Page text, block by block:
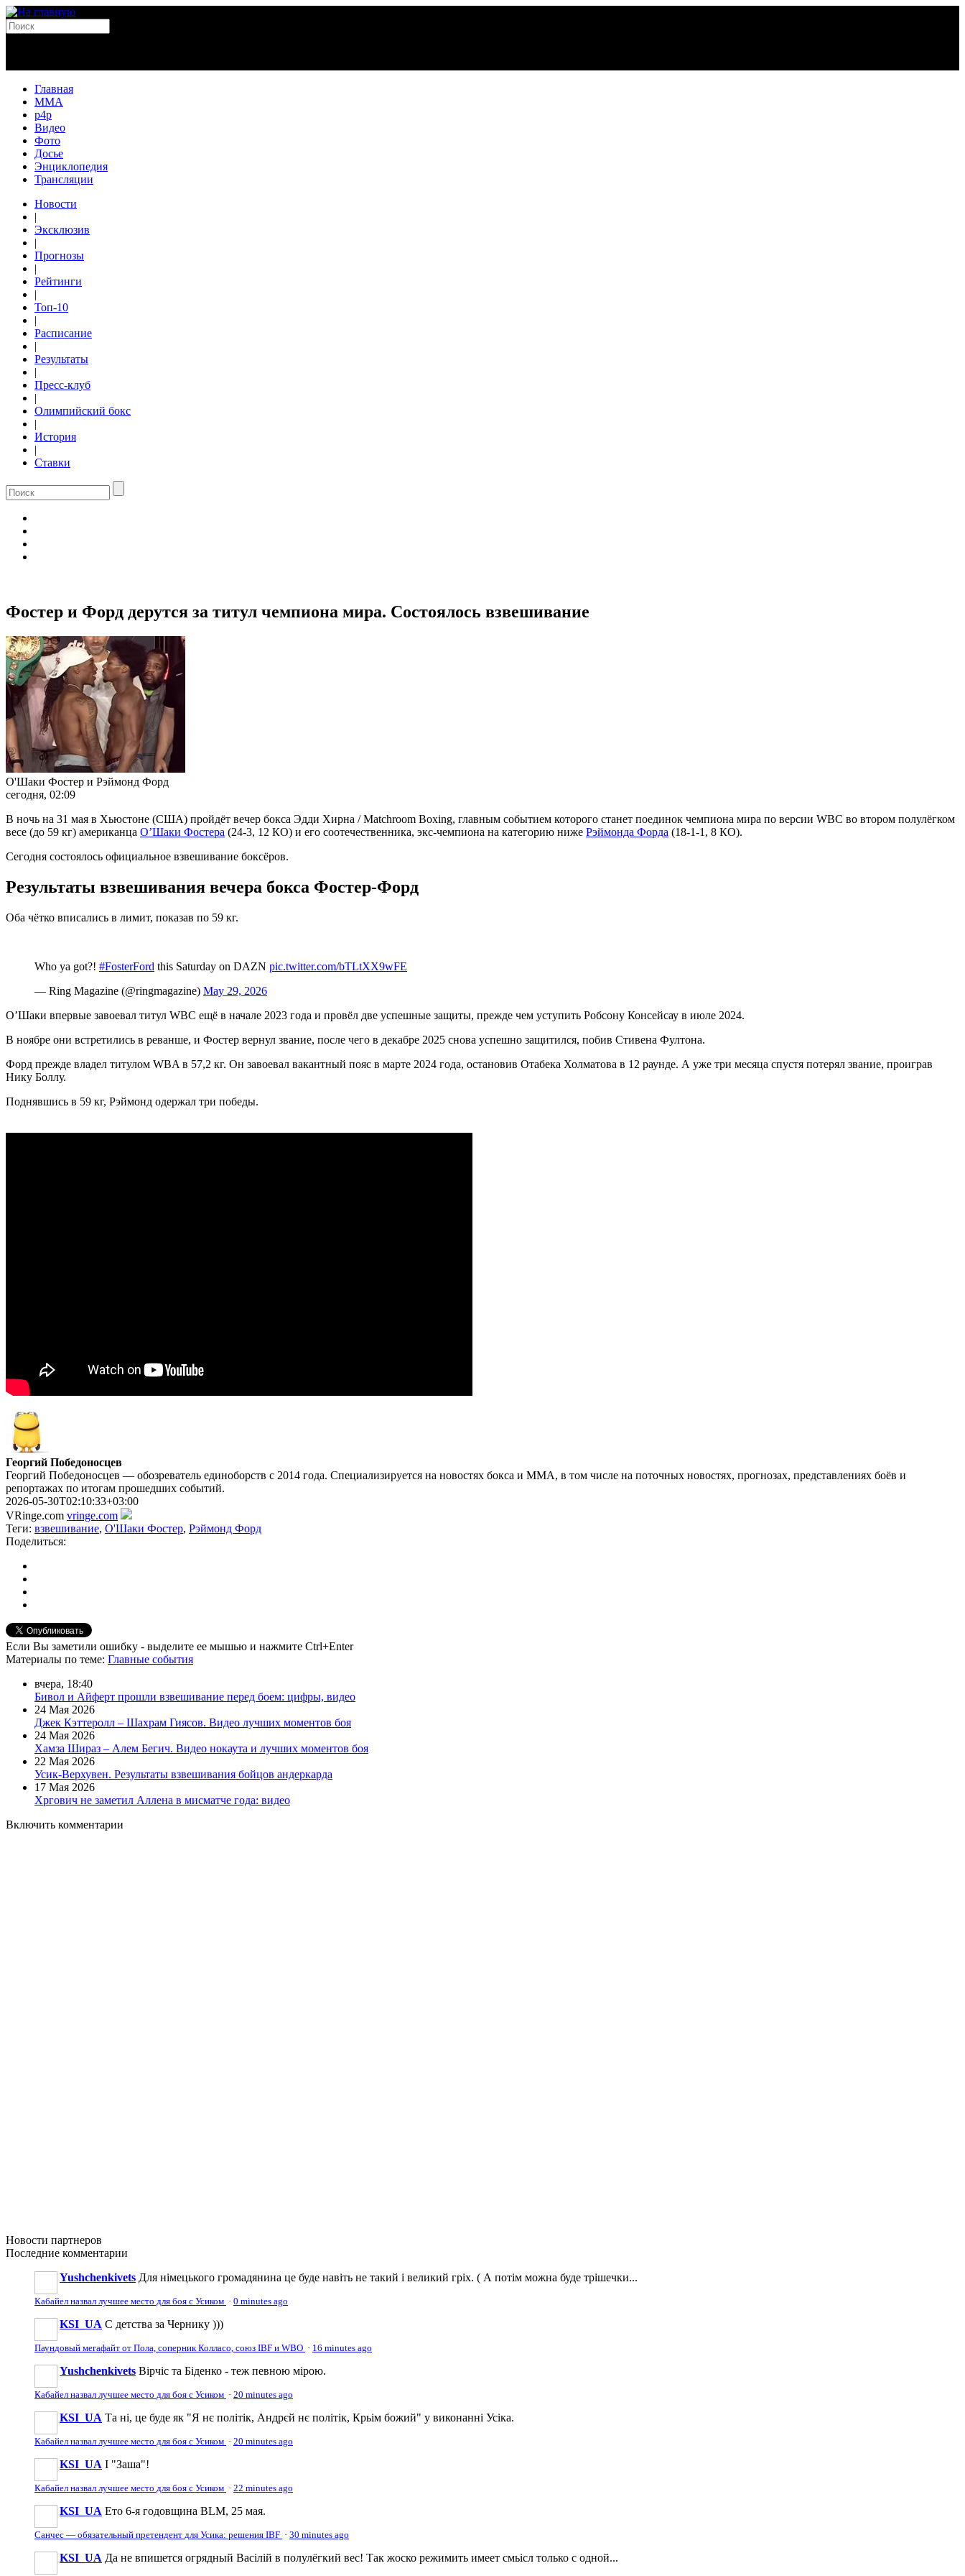
Главная
MMA
p4p
Видео
Фото
Досье
Энциклопедия
Трансляции
Новости
|
Эксклюзив
|
Прогнозы
|
Рейтинги
|
Топ-10
|
Расписание
|
Результаты
|
Пресс-клуб
|
Олимпийский бокс
|
История
|
Ставки
Фостер и Форд дерутся за титул чемпиона мира. Состоялось взвешивание
О'Шаки Фостер и Рэймонд Форд
сегодня, 02:09
В ночь на 31 мая в Хьюстоне (США) пройдёт вечер бокса Эдди Хирна / Маtchroom Boxing, главным событием которого станет поединок чемпиона мира по версии WBC во втором полулёгком
весе (до 59 кг) американца О’Шаки Фостера (24-3, 12 КО) и его соотечественника, экс-чемпиона на категорию ниже Рэймонда Форда (18-1-1, 8 КО).
Сегодня состоялось официальное взвешивание боксёров.
Результаты взвешивания вечера бокса Фостер-Форд
Оба чётко вписались в лимит, показав по 59 кг.
Who ya got?! #FosterFord this Saturday on DAZN pic.twitter.com/bTLtXX9wFE
— Ring Magazine (@ringmagazine) May 29, 2026
О’Шаки впервые завоевал титул WBC ещё в начале 2023 года и провёл две успешные защиты, прежде чем уступить Робсону Консейсау в июле 2024.
В ноябре они встретились в реванше, и Фостер вернул звание, после чего в декабре 2025 снова успешно защитился, побив Стивена Фултона.
Форд прежде владел титулом WBA в 57,2 кг. Он завоевал вакантный пояс в марте 2024 года, остановив Отабека Холматова в 12 раунде. А уже три месяца спустя потерял звание, проиграв
Нику Боллу.
Поднявшись в 59 кг, Рэймонд одержал три победы.
Георгий Победоносцев
Георгий Победоносцев — обозреватель единоборств с 2014 года. Специализируется на новостях бокса и ММА, в том числе на поточных новостях, прогнозах, представлениях боёв и
репортажах по итогам прошедших событий.
2026-05-30T02:10:33+03:00
VRinge.com vringe.com
Теги: взвешивание, О'Шаки Фостер, Рэймонд Форд
Поделиться:
Если Вы заметили ошибку - выделите ее мышью и нажмите Ctrl+Enter
Материалы по теме: Главные события
вчера, 18:40
Бивол и Айферт прошли взвешивание перед боем: цифры, видео
24 Мая 2026
Джек Кэттеролл – Шахрам Гиясов. Видео лучших моментов боя
24 Мая 2026
Хамза Шираз – Алем Бегич. Видео нокаута и лучших моментов боя
22 Мая 2026
Усик-Верхувен. Результаты взвешивания бойцов андеркарда
17 Мая 2026
Хргович не заметил Аллена в мисматче года: видео
Включить комментарии
Новости партнеров
Последние комментарии
Yushchenkivets Для німецького громадянина це буде навіть не такий і великий гріх. ( А потім можна буде трішечки...
Кабайел назвал лучшее место для боя с Усиком · 0 minutes ago
KSI_UA С детства за Чернику )))
Паундовый мегафайт от Пола, соперник Колласо, союз IBF и WBO · 16 minutes ago
Yushchenkivets Вірчіс та Біденко - теж певною мірою.
Кабайел назвал лучшее место для боя с Усиком · 20 minutes ago
KSI_UA Та ні, це буде як "Я нє політік, Андрєй нє політік, Крьім божий" у виконанні Усіка.
Кабайел назвал лучшее место для боя с Усиком · 20 minutes ago
KSI_UA І "Заша"!
Кабайел назвал лучшее место для боя с Усиком · 22 minutes ago
KSI_UA Ето 6-я годовщина BLM, 25 мая.
Санчес — обязательный претендент для Усика: решения IBF · 30 minutes ago
KSI_UA Да не впишется огрядный Васілій в полулёгкий вес! Так жоско режимить имеет смьісл только с одной...